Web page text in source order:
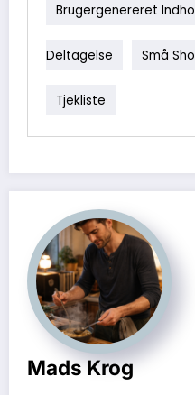
Brugergenereret
Deltagelse Små
Tjekliste
Mads Krog